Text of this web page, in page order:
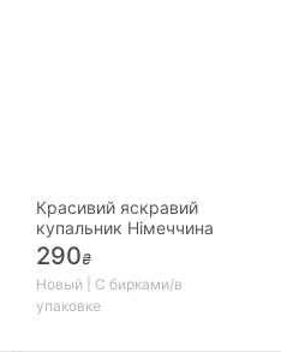
Красивий яскравий
купальник Німеччина
290₴
Новый | С бирками/в
упаковке